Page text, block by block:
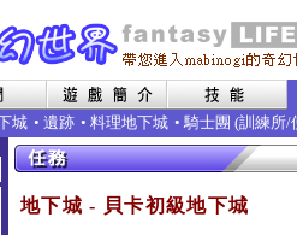
城 • 遺跡 • 料理地下城 • 騎士團 (訓練所/
地下城 - 貝卡初級地下城